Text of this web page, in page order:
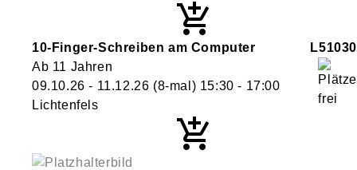
10-Finger-Schreiben am Computer
L51030
Ab 11 Jahren
09.10.26 - 11.12.26 (8-mal) 15:30 - 17:00
Lichtenfels